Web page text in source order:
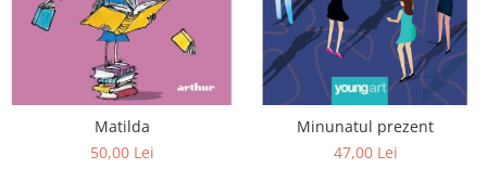
Editura Nomina
Editura Pandora M
Editura Portocala Albastră
Editura Scriptum
Editura Sophia
Matilda
50,00 Lei
Minunatul prezent
47,00 Lei